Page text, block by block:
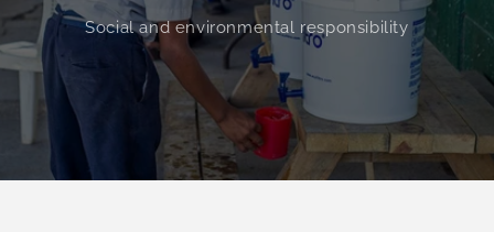
Social and environmental responsibility